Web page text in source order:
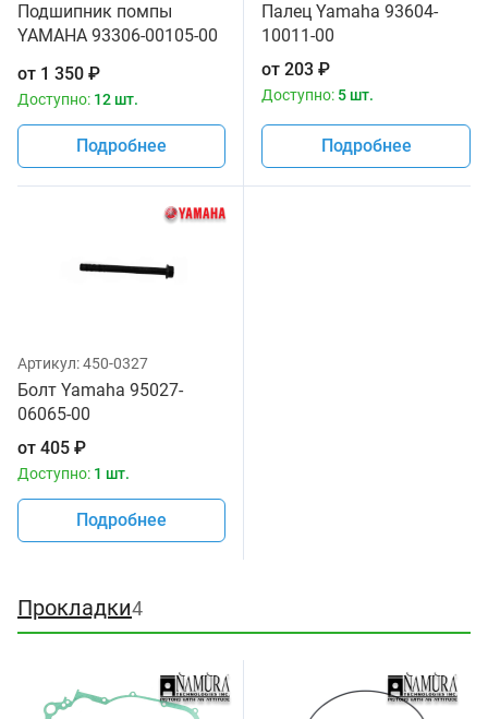
Подшипник помпы
YAMAHA 93306-00105-00
от 1 350 ₽
Доступно: 12 шт.
Подробнее
Палец Yamaha 93604-
10011-00
от 203 ₽
Доступно: 5 шт.
Подробнее
Артикул:450-0327
Болт Yamaha 95027-
06065-00
от 405 ₽
Доступно: 1 шт.
Подробнее
Прокладки4